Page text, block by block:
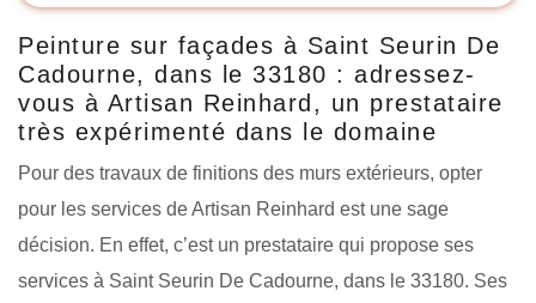
Peinture sur façades à Saint Seurin De
Cadourne, dans le 33180 : adressez-
vous à Artisan Reinhard, un prestataire
très expérimenté dans le domaine
Pour des travaux de finitions des murs extérieurs, opter
pour les services de Artisan Reinhard est une sage
décision. En effet, c’est un prestataire qui propose ses
services à Saint Seurin De Cadourne, dans le 33180. Ses